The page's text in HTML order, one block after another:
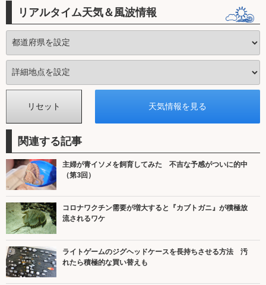
リアルタイム天気＆風波情報
関連する記事
主婦が青イソメを飼育してみた 不吉な予感がついに的中
（第3回）
コロナワクチン需要が増大すると『カブトガニ』が積極放
流されるワケ
ライトゲームのジグヘッドケースを長持ちさせる方法 汚
れたら積極的な買い替えも